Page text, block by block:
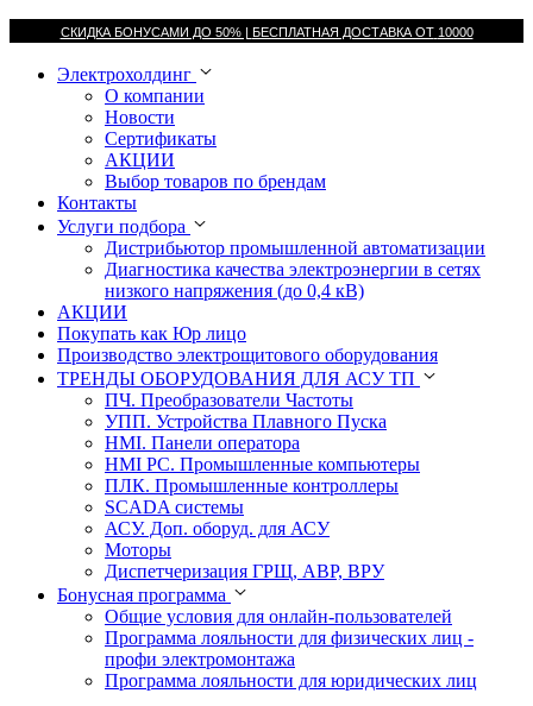
СКИДКА БОНУСАМИ ДО 50% | БЕСПЛАТНАЯ ДОСТАВКА ОТ 10000
Электрохолдинг
О компании
Новости
Сертификаты
АКЦИИ
Выбор товаров по брендам
Контакты
Услуги подбора
Дистрибьютор промышленной автоматизации
Диагностика качества электроэнергии в сетях
низкого напряжения (до 0,4 кВ)
АКЦИИ
Покупать как Юр лицо
Производство электрощитового оборудования
ТРЕНДЫ ОБОРУДОВАНИЯ ДЛЯ АСУ ТП
ПЧ. Преобразователи Частоты
УПП. Устройства Плавного Пуска
HMI. Панели оператора
HMI РС. Промышленные компьютеры
ПЛК. Промышленные контроллеры
SCADA системы
АСУ. Доп. оборуд. для АСУ
Моторы
Диспетчеризация ГРЩ, АВР, ВРУ
Бонусная программа
Общие условия для онлайн-пользователей
Программа лояльности для физических лиц -
профи электромонтажа
Программа лояльности для юридических лиц